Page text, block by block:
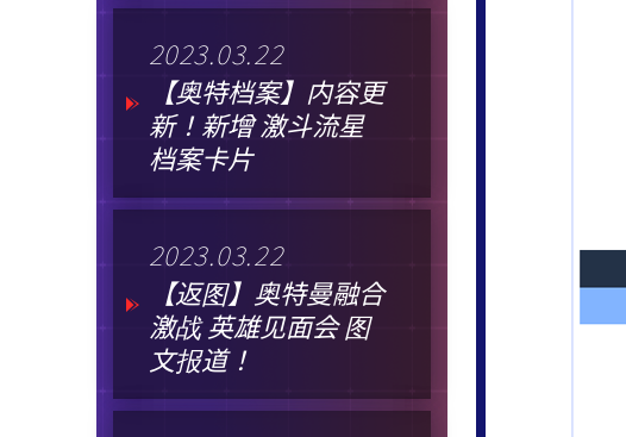
2023.03.22
【奥特档案】内容更
新！新增 激斗流星
档案卡片
2023.03.22
【返图】奥特曼融合
激战 英雄见面会 图
文报道！